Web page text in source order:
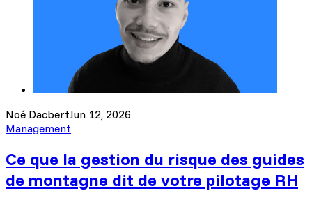
Noé DacbertJun 12, 2026
Management
Ce que la gestion du risque des guides
de montagne dit de votre pilotage RH